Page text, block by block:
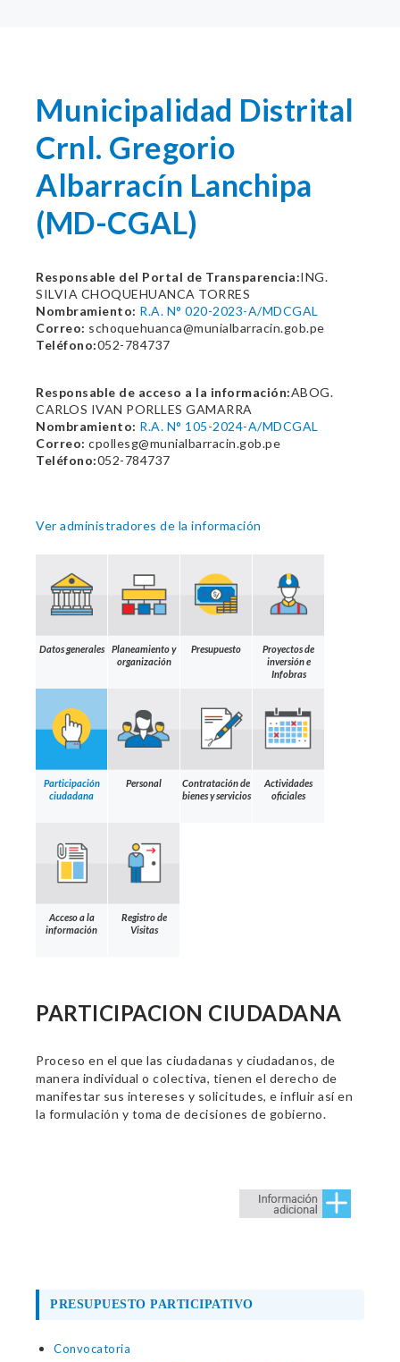
Municipalidad Distrital
Crnl. Gregorio
Albarracín­ Lanchipa
(MD-CGAL)
Responsable del Portal de Transparencia:ING.
SILVIA CHOQUEHUANCA TORRES
Nombramiento: R.A. N° 020-2023-A/MDCGAL
Correo: schoquehuanca@munialbarracin.gob.pe
Teléfono:052-784737
Responsable de acceso a la información:ABOG.
CARLOS IVAN PORLLES GAMARRA
Nombramiento: R.A. N° 105-2024-A/MDCGAL
Correo: cpollesg@munialbarracin.gob.pe
Teléfono:052-784737
Ver administradores de la información
Datos generales
Planeamiento y
organización
Presupuesto
Proyectos de
inversión e
Infobras
Participación
ciudadana
Personal
Contratación de
bienes y servicios
Actividades
oficiales
Acceso a la
información
Registro de
Visitas
PARTICIPACION CIUDADANA
Proceso en el que las ciudadanas y ciudadanos, de
manera individual o colectiva, tienen el derecho de
manifestar sus intereses y solicitudes, e influir así en
la formulación y toma de decisiones de gobierno.
PRESUPUESTO PARTICIPATIVO
Convocatoria